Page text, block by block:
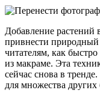
Добавление
привнести природный
читателям, как
из макраме. Эта
сейчас снова в
для множества